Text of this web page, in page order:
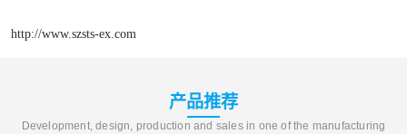
http://www.szsts-ex.com
产品推荐
Development, design, production and sales in one of the manufacturing